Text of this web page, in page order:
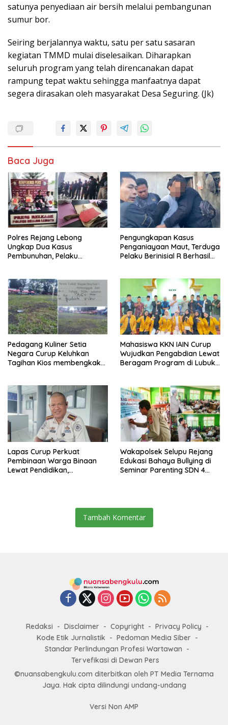
satunya penyediaan air bersih melalui pembangunan
sumur bor.
Seiring berjalannya waktu, satu per satu sasaran
kegiatan TMMD mulai diselesaikan. Diharapkan
seluruh program yang telah direncanakan dapat
rampung tepat waktu sehingga manfaatnya dapat
segera dirasakan oleh masyarakat Desa Seguring. (Jk)
Baca Juga
Polres Rejang Lebong
Ungkap Dua Kasus
Pembunuhan, Pelaku
Pengungkapan Kasus
Penganiayaan Maut, Terduga
Pelaku Berinisial R Berhasil
Pedagang Kuliner Setia
Negara Curup Keluhkan
Tagihan Kios membengkak
Mahasiswa KKN IAIN Curup
Wujudkan Pengabdian Lewat
Beragam Program di Lubuk
Lapas Curup Perkuat
Pembinaan Warga Binaan
Lewat Pendidikan,
Wakapolsek Selupu Rejang
Edukasi Bahaya Bullying di
Seminar Parenting SDN 4
Tambah Komentar
Redaksi Disclaimer Copyright
Privacy Policy
Kode Etik Jurnalistik
Pedoman Media Siber
Standar Perlindungan Profesi Wartawan
Tervefikasi di Dewan Pers
©nuansabengkulu.com diterbitkan oleh PT Media Ternama
Jaya. Hak cipta dilindungi undang-undang
Versi Non AMP